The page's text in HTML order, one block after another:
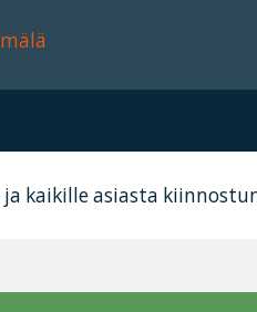
kaikille asiasta